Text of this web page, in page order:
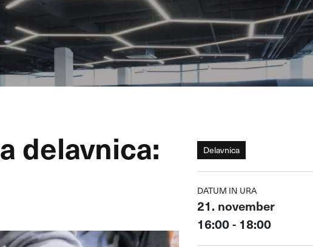
delavnica:
Delavnica
DATUM IN URA
21. november
16:00 - 18:00